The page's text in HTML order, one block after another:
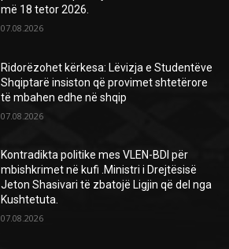
më 18 tetor 2026.
07.08.2026
Ridorëzohet kërkesa: Lëvizja e Studentëve
Shqiptarë insiston që provimet shtetërore
të mbahen edhe në shqip
07.08.2026
Kontradikta politike mes VLEN-BDI për
mbishkrimet në kufi .Ministri i Drejtësisë
Jeton Shasivari të zbatojë Ligjin që del nga
Kushtetuta.
07.08.2026